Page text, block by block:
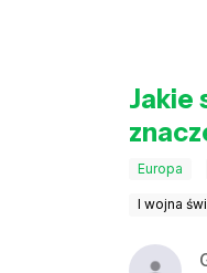
Jakie
Europa
I wojna